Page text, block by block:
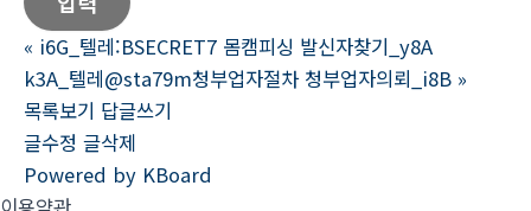
« i6G_텔레:BSECRET7 몸캠피싱 발신자찾기_y8A
k3A_텔레@sta79m청부업자절차 청부업자의뢰_i8B »
목록보기 답글쓰기
글수정 글삭제
Powered by KBoard